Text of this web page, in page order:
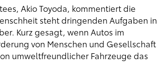
Akio Toyoda, kommentiert die
steht dringenden Aufgaben in
Kurz gesagt, wenn Autos im
von Menschen und Gesellschaft
umweltfreundlicher Fahrzeuge das